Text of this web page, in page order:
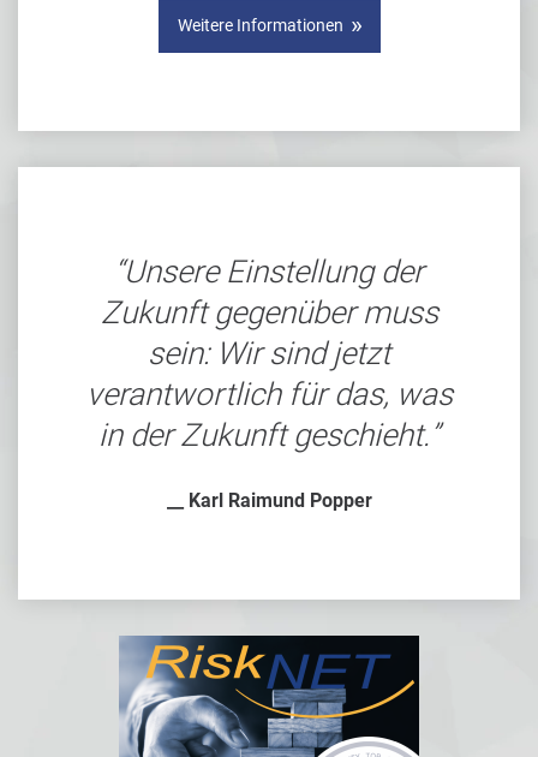
Weitere Informationen
Unsere Einstellung der
Zukunft gegenüber muss
sein: Wir sind jetzt
verantwortlich für das, was
in der Zukunft geschieht.
__ Karl Raimund Popper